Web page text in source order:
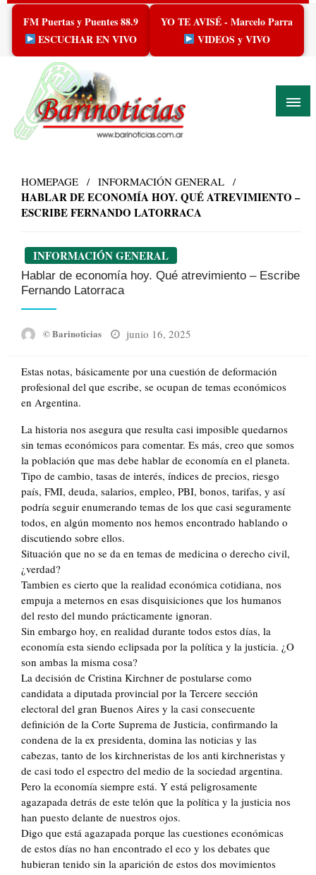
Skip
content
FM Puertas y Puentes 88.9
ESCUCHAR EN VIVO
YO TE AVISÉ - Marcelo Parra
VIDEOS y VIVO
HOMEPAGE INFORMACIÓN GENERAL
HABLAR DE ECONOMÍA HOY. QUÉ ATREVIMIENTO –
ESCRIBE FERNANDO LATORRACA
INFORMACIÓN GENERAL
Hablar de economía hoy. Qué atrevimiento – Escribe
Fernando Latorraca
© Barinoticias
Posted
junio 16, 2025
Estas notas, básicamente por una cuestión de deformación
profesional del que escribe, se ocupan de temas económicos
en Argentina.
La historia nos asegura que resulta casi imposible quedarnos
sin temas económicos para comentar. Es más, creo que somos
la población que mas debe hablar de economía en el planeta.
Tipo de cambio, tasas de interés, índices de precios, riesgo
país, FMI, deuda, salarios, empleo, PBI, bonos, tarifas, y así
podría seguir enumerando temas de los que casi seguramente
todos, en algún momento nos hemos encontrado hablando o
discutiendo sobre ellos.
Situación que no se da en temas de medicina o derecho civil,
¿verdad?
Tambien es cierto que la realidad económica cotidiana, nos
empuja a meternos en esas disquisiciones que los humanos
del resto del mundo prácticamente ignoran.
Sin embargo hoy, en realidad durante todos estos días, la
economía esta siendo eclipsada por la política y la justicia. ¿O
son ambas la misma cosa?
La decisión de Cristina Kirchner de postularse como
candidata a diputada provincial por la Tercere sección
electoral del gran Buenos Aires y la casi consecuente
definición de la Corte Suprema de Justicia, confirmando la
condena de la ex presidenta, domina las noticias y las
cabezas, tanto de los kirchneristas de los anti kirchneristas y
de casi todo el espectro del medio de la sociedad argentina.
Pero la economía siempre está. Y está peligrosamente
agazapada detrás de este telón que la política y la justicia nos
han puesto delante de nuestros ojos.
Digo que está agazapada porque las cuestiones económicas
de estos días no han encontrado el eco y los debates que
hubieran tenido sin la aparición de estos dos movimientos